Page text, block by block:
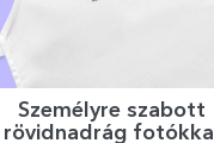
Személyre szabott
rövidnadrág fotókkal